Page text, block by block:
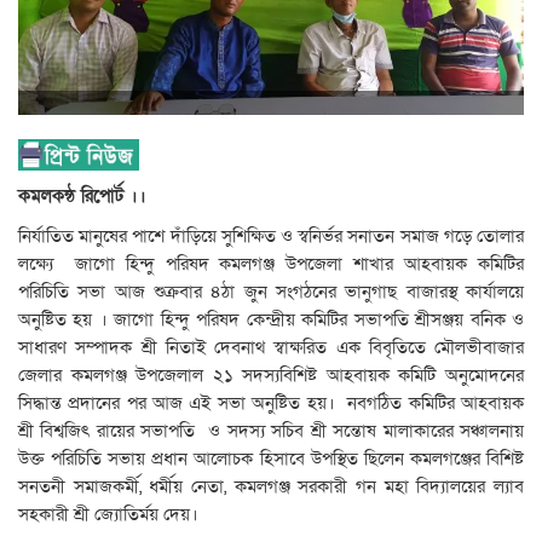
কমলকন্ঠ রিপোর্ট ।।
নির্যাতিত মানুষের পাশে দাঁড়িয়ে সুশিক্ষিত ও স্বনির্ভর সনাতন সমাজ গড়ে তোলার
লক্ষ্যে জাগো হিন্দু পরিষদ কমলগঞ্জ উপজেলা শাখার আহবায়ক কমিটির
পরিচিতি সভা আজ শুক্রবার ৪ঠা জুন সংগঠনের ভানুগাছ বাজারস্থ কার্যালয়ে
অনুষ্টিত হয় । জাগো হিন্দু পরিষদ কেন্দ্রীয় কমিটির সভাপতি শ্রীসঞ্জয় বনিক ও
সাধারণ সম্পাদক শ্রী নিতাই দেবনাথ স্বাক্ষরিত এক বিবৃতিতে মৌলভীবাজার
জেলার কমলগঞ্জ উপজেলাল ২১ সদস্যবিশিষ্ট আহবায়ক কমিটি অনুমোদনের
সিদ্ধান্ত প্রদানের পর আজ এই সভা অনুষ্টিত হয়। নবগঠিত কমিটির আহবায়ক
শ্রী বিশ্বজিৎ রায়ের সভাপতি ও সদস্য সচিব শ্রী সন্তোষ মালাকারের সঞ্চালনায়
উক্ত পরিচিতি সভায় প্রধান আলোচক হিসাবে উপস্থিত ছিলেন কমলগঞ্জের বিশিষ্ট
সনতনী সমাজকর্মী, ধর্মীয় নেতা, কমলগঞ্জ সরকারী গন মহা বিদ্যালয়ের ল্যাব
সহকারী শ্রী জ্যোতির্ময় দেয়।